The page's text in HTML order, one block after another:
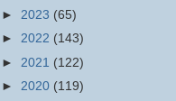
► 2023 (65)
► 2022 (143)
► 2021 (122)
► 2020 (119)